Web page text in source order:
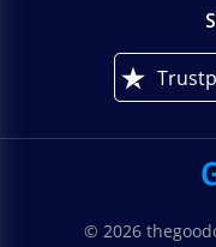
© 2026